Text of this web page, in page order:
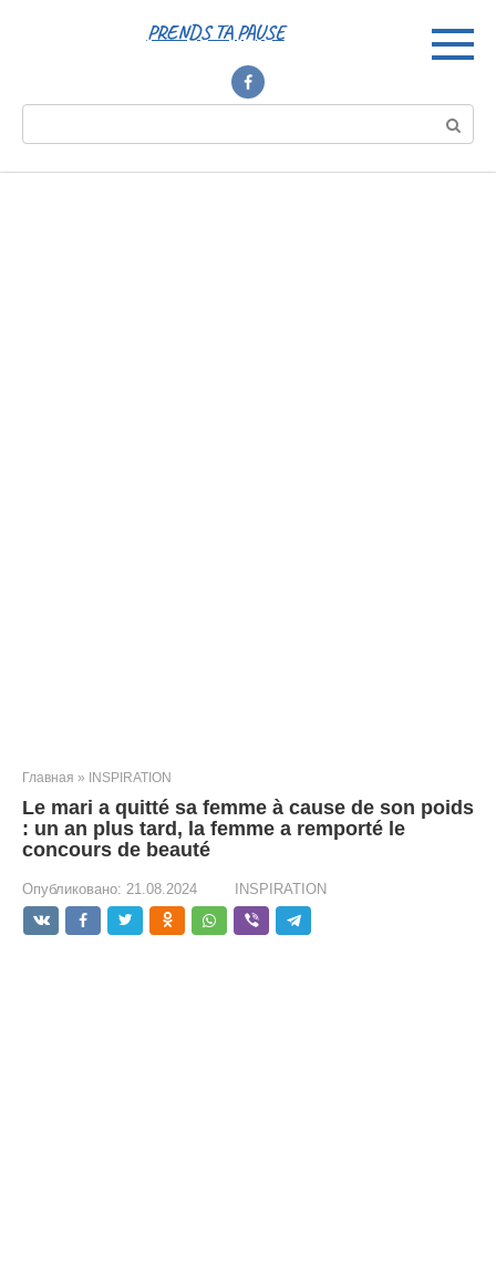
PRENDS TA PAUSE
Главная » INSPIRATION
Le mari a quitté sa femme à cause de son poids
: un an plus tard, la femme a remporté le
concours de beauté
Опубликовано: 21.08.2024 INSPIRATION